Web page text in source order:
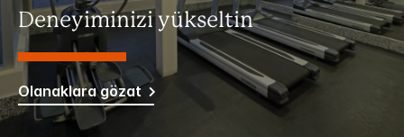
Deneyiminizi yükseltin
Olanaklara gözat